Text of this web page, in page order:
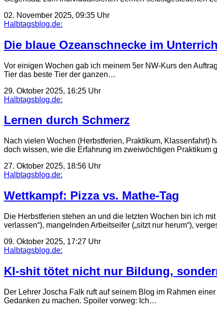
02. November 2025, 09:35 Uhr
Halbtagsblog.de:
Die blaue Ozeanschnecke im
Vor einigen Wochen gab ich meinem 5er NW-Kurs den
Tier das beste Tier der ganzen…
29. Oktober 2025, 16:25 Uhr
Halbtagsblog.de:
Lernen durch Schmerz
Nach vielen Wochen (Herbstferien, Praktikum,
doch wissen, wie die Erfahrung im zweiwöchtigen Praktikum
27. Oktober 2025, 18:56 Uhr
Halbtagsblog.de:
Wettkampf: Pizza vs. Mathe-Tag
Die Herbstferien stehen an und die letzten Wochen bin ich
verlassen“), mangelnden Arbeitseifer („sitzt nur herum“),
09. Oktober 2025, 17:27 Uhr
Halbtagsblog.de:
KI-shit tötet nicht nur Bildung,
Der Lehrer Joscha Falk ruft auf seinem Blog im Rahmen
Gedanken zu machen. Spoiler vorweg: Ich…